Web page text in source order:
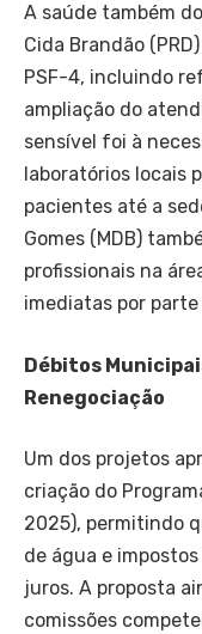
A saúde também
Cida Brandão
PSF-4, incluindo
ampliação do
sensível foi à
laboratórios locais
pacientes até a
Gomes (MDB)
profissionais na
imediatas por
Débitos
Renegociação
Um dos projetos
criação do
2025), permitindo
de água e
juros. A proposta
comissões